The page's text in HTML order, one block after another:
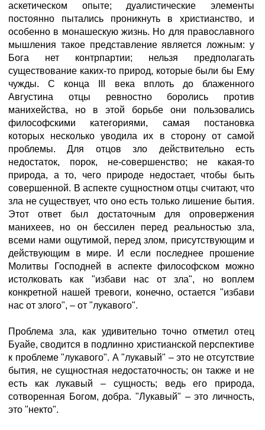
аскетическом опыте; дуалистические элементы
постоянно пытались проникнуть в христианство, и
особенно в монашескую жизнь. Но для православного
мышления такое представление является ложным: у
Бога нет контрпартии; нельзя предполагать
существование каких-то природ, которые были бы Ему
чужды. С конца III века вплоть до блаженного
Августина отцы ревностно боролись против
манихейства, но в этой борьбе они пользовались
философскими категориями, самая постановка
которых несколько уводила их в сторону от самой
проблемы. Для отцов зло действительно есть
недостаток, порок, не-совершенство; не какая-то
природа, а то, чего природе недостает, чтобы быть
совершенной. В аспекте сущностном отцы считают, что
зла не существует, что оно есть только лишение бытия.
Этот ответ был достаточным для опровержения
манихеев, но он бессилен перед реальностью зла,
всеми нами ощутимой, перед злом, присутствующим и
действующим в мире. И если последнее прошение
Молитвы Господней в аспекте философском можно
истолковать как "избави нас от зла", но воплем
конкретной нашей тревоги, конечно, остается "избави
нас от злого", – от "лукавого".
Проблема зла, как удивительно точно отметил отец
Буайе, сводится в подлинно христианской перспективе
к проблеме "лукавого". А "лукавый" – это не отсутствие
бытия, не сущностная недостаточность; он также и не
есть как лукавый – сущность; ведь его природа,
сотворенная Богом, добра. "Лукавый" – это личность,
это "некто".